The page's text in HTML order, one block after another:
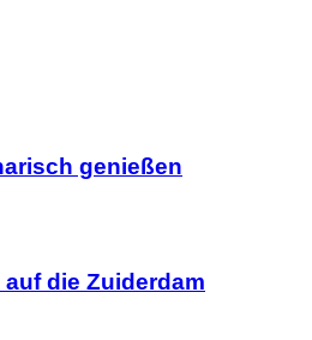
genießen
die Zuiderdam